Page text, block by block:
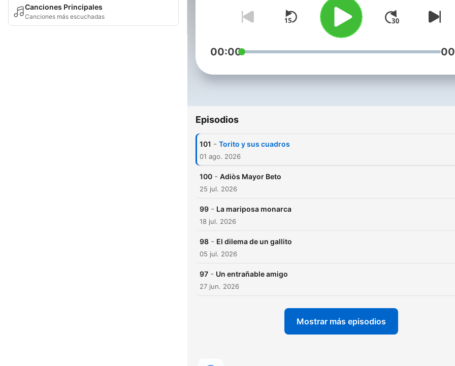
Canciones Principales
Canciones más escuchadas
00:00
Episodios
101 - Torito y sus cuadros
01 ago. 2026
100 - Adiòs Mayor Beto
25 jul. 2026
99 - La mariposa monarca
18 jul. 2026
98 - El dilema de un gallito
05 jul. 2026
97 - Un entrañable amigo
27 jun. 2026
Mostrar más episodios